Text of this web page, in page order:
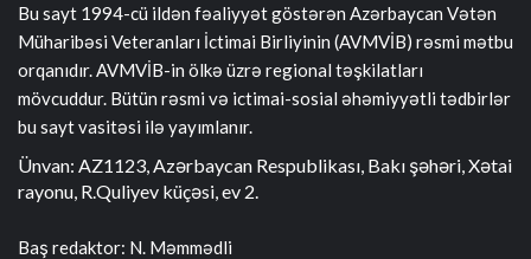
Bu sayt 1994-cü ildən fəaliyyət göstərən Azərbaycan Vətən
Müharibəsi Veteranları İctimai Birliyinin (AVMVİB) rəsmi mətbu
orqanıdır. AVMVİB-in ölkə üzrə regional təşkilatları
mövcuddur. Bütün rəsmi və ictimai-sosial əhəmiyyətli tədbirlər
bu sayt vasitəsi ilə yayımlanır.
Ünvan: AZ1123, Azərbaycan Respublikası, Bakı şəhəri, Xətai
rayonu, R.Quliyev küçəsi, ev 2.
Baş redaktor: N. Məmmədli